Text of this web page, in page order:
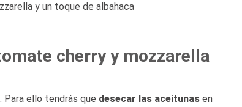
y un toque de albahaca
cherry y mozzarella
. Para ello tendrás que desecar las aceitunas en